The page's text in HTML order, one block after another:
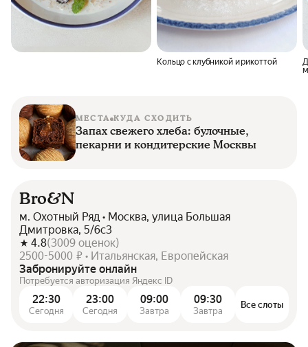
Кольцо с клубникой и рикоттой
МЕСТА КУДА СХОДИТЬ
Запах свежего хлеба: булочные,
пекарни и кондитерские Москвы
Bro&N
м. Охотный Ряд • Москва, улица Большая
Дмитровка, 5/6с3
4.8(3009 оценок)
2500-5000 ₽ • Итальянская, Европейская
Забронируйте онлайн
Потребуется авторизация Яндекс ID
22:30
Сегодня
23:00
Сегодня
09:00
Завтра
09:30
Завтра
Все слоты